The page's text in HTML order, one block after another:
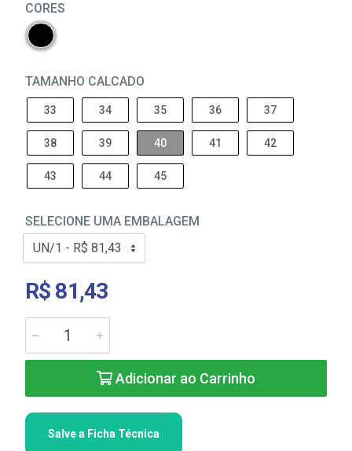
CORES
TAMANHO CALCADO
33 34 35 36 37
38 39 40 41 42
43 44 45
SELECIONE UMA EMBALAGEM
R$ 81,43
Adicionar ao Carrinho
Salve a Ficha Técnica